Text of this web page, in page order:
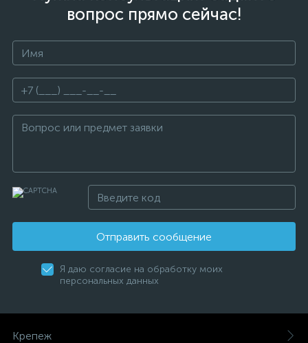
вопрос прямо сейчас!
Отправить сообщение
Я даю согласие на обработку моих
персональных данных
Крепеж